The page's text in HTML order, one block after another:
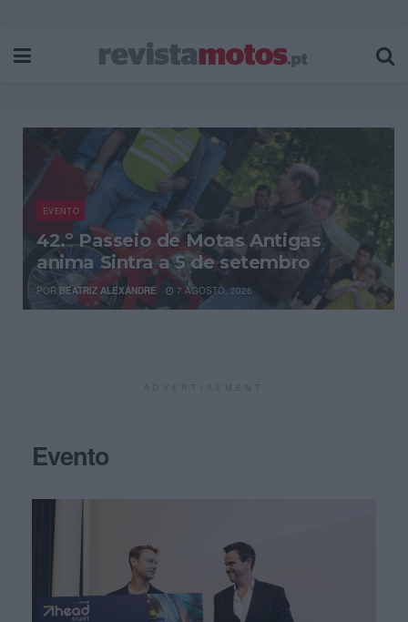
EVENTO
42.º Passeio de Motas Antigas
anima Sintra a 5 de setembro
POR BEATRIZ ALEXANDRE 7 AGOSTO, 2026
Evento